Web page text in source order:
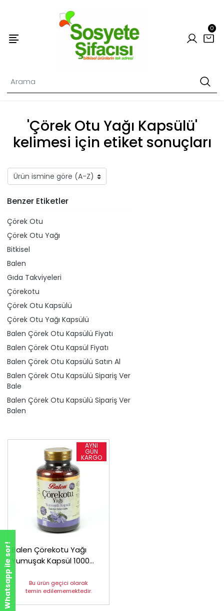
0
'Çörek Otu Yağı Kapsülü'
kelimesi için etiket sonuçları
Benzer Etiketler
Çörek Otu
Çörek Otu Yağı
Bitkisel
Balen
Gıda Takviyeleri
Çörekotu
Çörek Otu Kapsülü
Çörek Otu Yağı Kapsülü
Balen Çörek Otu Kapsülü Fiyatı
Balen Çörek Otu Kapsül Fiyatı
Balen Çörek Otu Kapsülü Satın Al
Balen Çörek Otu Kapsülü Sipariş Ver
Bale
Balen Çörek Otu Kapsülü Sipariş Ver
Balen
Balen Çörekotu Yağı
Yumuşak Kapsül 1000
mg*80
Bu ürün geçici olarak
temin edilememektedir.
Whatsapp ile sor!